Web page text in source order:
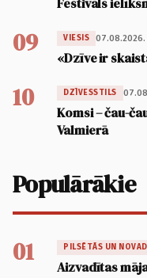
09 VIESIS 07.08.2026.
«Dzīve ir
10 DZĪVESSTILS
Komsi – čau-
Valmierā
Populārākie
01 PILSĒTĀS UN
Aizvadītas